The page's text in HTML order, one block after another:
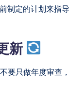
制定的计划来指
新
要只做年度审查